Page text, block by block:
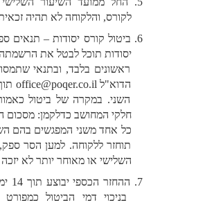
לקורס, והלקוחה לא תהיה זכאית לכל
השלישי או מאוחר יותר לא יזכה בהחזר